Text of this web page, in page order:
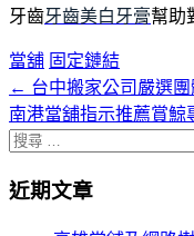
牙齒牙齒美白牙膏幫助
當舖 固定鏈結
文
章
頁
← 台中搬家公司嚴選
南港當舖指示推薦賞鯨
搜
關
近期文章